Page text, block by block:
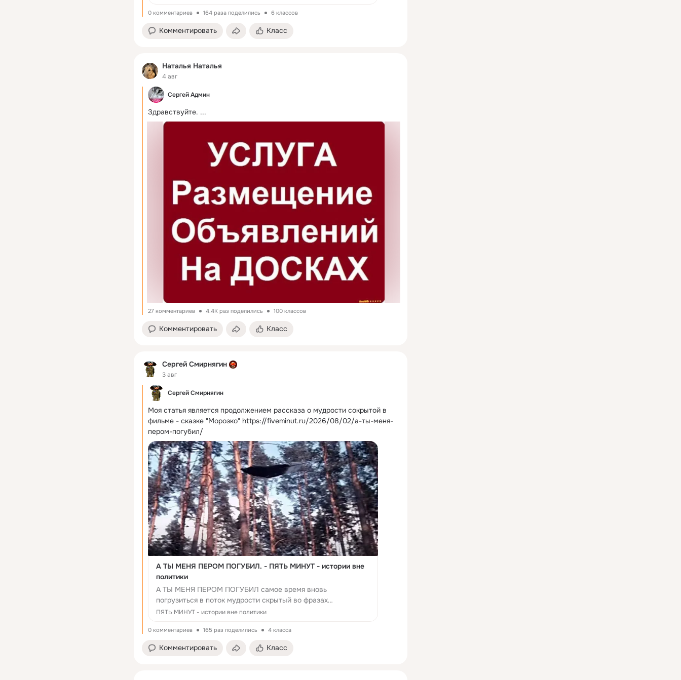
0 комментариев 164 раза поделились 6 классов
Комментировать Класс
Наталья Наталья
4 авг
Сергей Админ
Здравствуйте. ...
27 комментариев 4.4K раз поделились 100 классов
Комментировать Класс
Сергей Смирнягин
3 авг
Сергей Смирнягин
Моя статья является продолжением рассказа о мудрости сокрытой в
фильме - сказке "Морозко" https://fiveminut.ru/2026/08/02/а-ты-меня-
пером-погубил/
А ТЫ МЕНЯ ПЕРОМ ПОГУБИЛ. - ПЯТЬ МИНУТ - истории вне
политики
А ТЫ МЕНЯ ПЕРОМ ПОГУБИЛ самое время вновь
погрузиться в поток мудрости скрытый во фразах
фильма‑сказки «Морозко»
ПЯТЬ МИНУТ - истории вне политики
0 комментариев 165 раз поделились 4 класса
Комментировать Класс